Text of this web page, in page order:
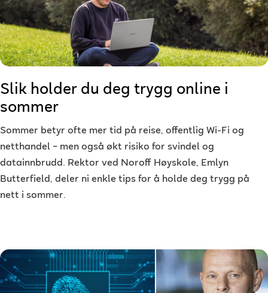
Slik holder du deg trygg online i
sommer
Sommer betyr ofte mer tid på reise, offentlig Wi-Fi og
netthandel – men også økt risiko for svindel og
datainnbrudd. Rektor ved Noroff Høyskole, Emlyn
Butterfield, deler ni enkle tips for å holde deg trygg på
nett i sommer.